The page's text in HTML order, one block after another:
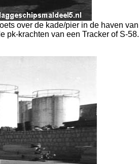
over de kade/pier in de haven van
pk-krachten van een Tracker of S-58.